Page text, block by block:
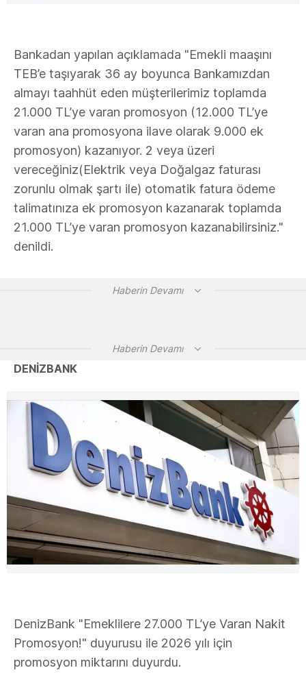
Bankadan yapılan açıklamada "Emekli maaşını
TEB’e taşıyarak 36 ay boyunca Bankamızdan
almayı taahhüt eden müşterilerimiz toplamda
21.000 TL’ye varan promosyon (12.000 TL’ye
varan ana promosyona ilave olarak 9.000 ek
promosyon) kazanıyor. 2 veya üzeri
vereceğiniz(Elektrik veya Doğalgaz faturası
zorunlu olmak şartı ile) otomatik fatura ödeme
talimatınıza ek promosyon kazanarak toplamda
21.000 TL’ye varan promosyon kazanabilirsiniz."
denildi.
Haberin Devamı
Haberin Devamı
DENİZBANK
DenizBank "Emeklilere 27.000 TL’ye Varan Nakit
Promosyon!" duyurusu ile 2026 yılı için
promosyon miktarını duyurdu.